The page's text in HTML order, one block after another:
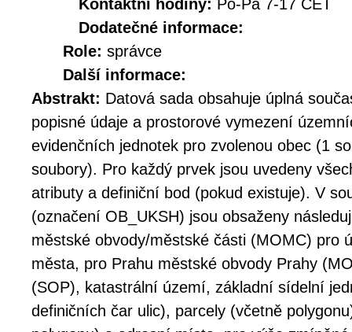
Kontaktní hodiny: Po-Pá 7-17 CET
Dodatečné informace:
Role: správce
Další informace:
Abstrakt: Datová sada obsahuje úplná
popisné údaje a prostorové vymezení
evidenčních jednotek pro zvolenou obec (1
soubory). Pro každý prvek jsou uvedeny
atributy a definiční bod (pokud existuje). V
(označení OB_UKSH) jsou obsaženy
městské obvody/městské části (MOMC) pro
města, pro Prahu městské obvody Prahy
(SOP), katastrální území, základní sídelní
definičních čar ulic), parcely (včetně